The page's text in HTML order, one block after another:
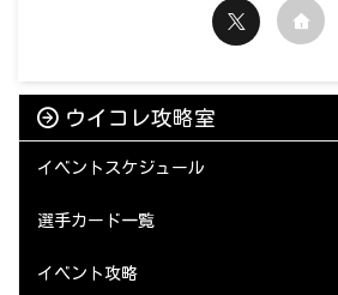
ウイコレ攻略室
イベントスケジュール
選手カード一覧
イベント攻略